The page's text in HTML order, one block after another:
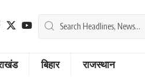
बिहार
राजस्थान